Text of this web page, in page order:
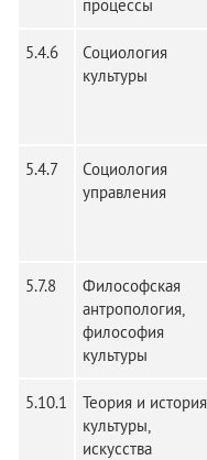
процессы
5.4.6
Социология
культуры
5.4.7
Социология
управления
5.7.8
Философская
антропология,
философия
культуры
5.10.1
Теория и история
культуры,
искусства